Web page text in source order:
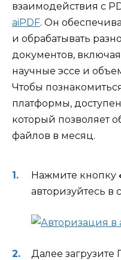
взаимодействия с
aiPDF. Он
и обрабатывать
документов,
научные эссе и
Чтобы
платформы,
который позволяет
файлов в месяц.
Нажмите кнопку
авторизуйтесь в
Далее